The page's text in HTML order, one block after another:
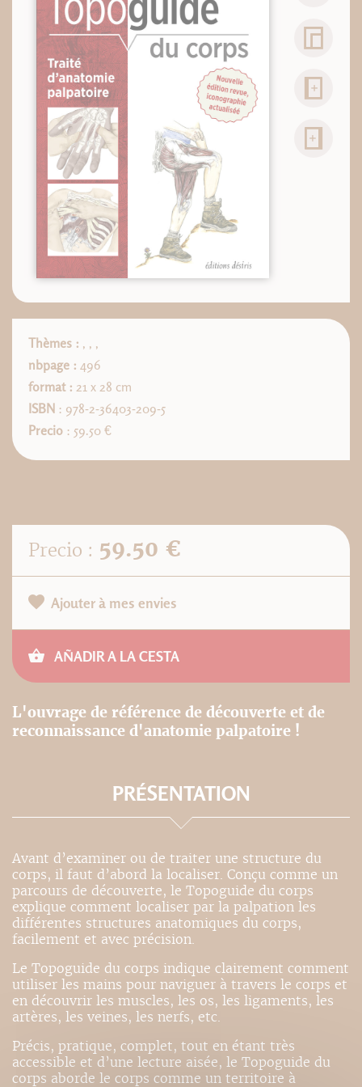
Thèmes : , , ,
nbpage : 496
format : 21 x 28 cm
ISBN : 978-2-36403-209-5
Precio : 59.50 €
Precio : 59.50 €
Ajouter à mes envies
AÑADIR A LA CESTA
L'ouvrage de référence de découverte et de
reconnaissance d'anatomie palpatoire !
PRÉSENTATION
Avant d’examiner ou de traiter une structure du
corps, il faut d’abord la localiser. Conçu comme un
parcours de découverte, le Topoguide du corps
explique comment localiser par la palpation les
différentes structures anatomiques du corps,
facilement et avec précision.
Le Topoguide du corps indique clairement comment
utiliser les mains pour naviguer à travers le corps et
en découvrir les muscles, les os, les ligaments, les
artères, les veines, les nerfs, etc.
Précis, pratique, complet, tout en étant très
accessible et d’une lecture aisée, le Topoguide du
corps aborde le corps comme un territoire à